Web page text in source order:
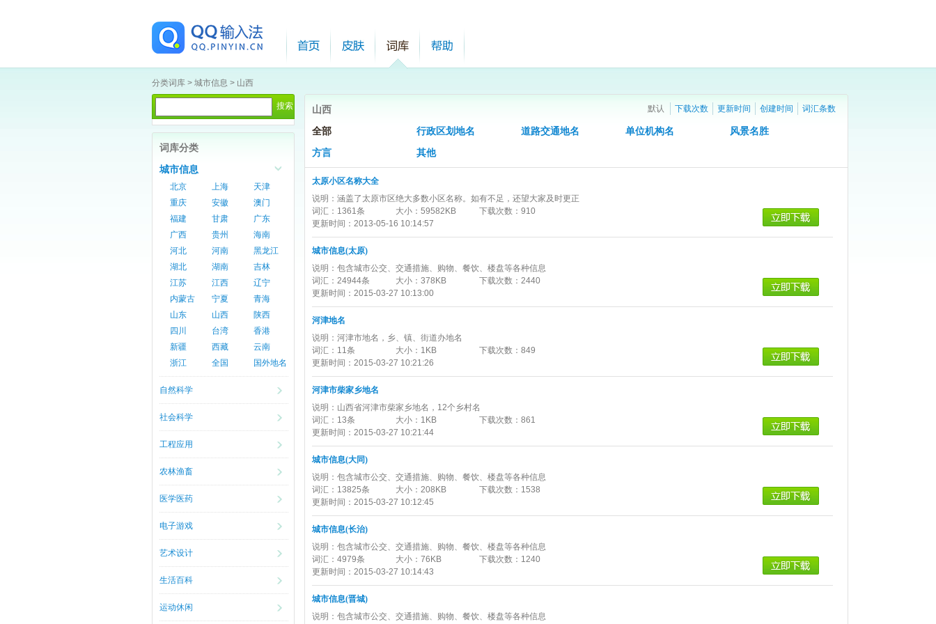
分类词库 > 城市信息 > 山西
词库分类
城市信息
北京 上海
天津
重庆
安徽
澳门
福建
甘肃
广东
广西
贵州
海南
河北
河南
黑龙江
湖北
湖南
吉林
江苏
江西
辽宁
内蒙古
宁夏
青海
山东
山西
陕西
四川
台湾
香港
新疆
西藏
云南
浙江
全国 国外地名
自然科学
社会科学
工程应用
农林渔畜
医学医药
电子游戏
艺术设计
生活百科
运动休闲
山西 默认 下载次数 更新时间 创建时间 词汇条数
全部 行政区划地名 道路交通地名 单位机构名 风景名胜
方言 其他
太原小区名称大全
说明： 涵盖了太原市区绝大多数小区名称。如有不足，还望大家及时更正
词汇： 1361条 大小： 59582KB 下载次数： 910
更新时间： 2013-05-16 10:14:57
城市信息(太原)
说明： 包含城市公交、交通措施、购物、餐饮、楼盘等各种信息
词汇： 24944条 大小： 378KB 下载次数： 2440
更新时间： 2015-03-27 10:13:00
河津地名
说明： 河津市地名，乡、镇、街道办地名
词汇： 11条 大小： 1KB 下载次数： 849
更新时间： 2015-03-27 10:21:26
河津市柴家乡地名
说明： 山西省河津市柴家乡地名，12个乡村名
词汇： 13条 大小： 1KB 下载次数： 861
更新时间： 2015-03-27 10:21:44
城市信息(大同)
说明： 包含城市公交、交通措施、购物、餐饮、楼盘等各种信息
词汇： 13825条 大小： 208KB 下载次数： 1538
更新时间： 2015-03-27 10:12:45
城市信息(长治)
说明： 包含城市公交、交通措施、购物、餐饮、楼盘等各种信息
词汇： 4979条 大小： 76KB 下载次数： 1240
更新时间： 2015-03-27 10:14:43
城市信息(晋城)
说明： 包含城市公交、交通措施、购物、餐饮、楼盘等各种信息